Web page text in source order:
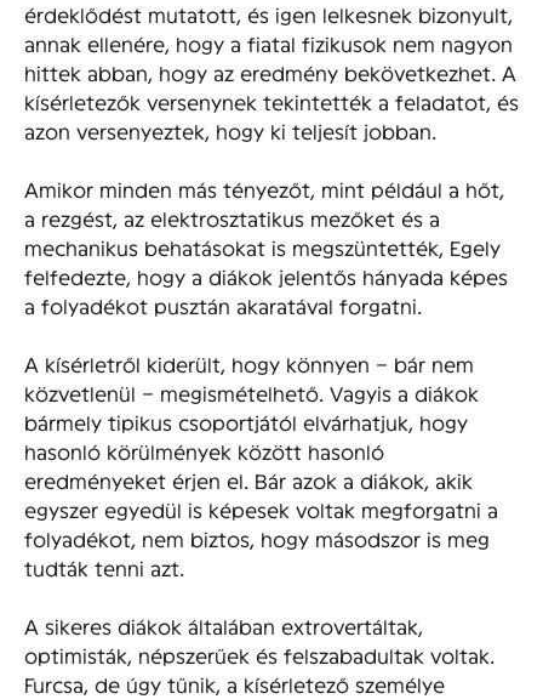
érdeklődést mutatott, és igen lelkesnek bizonyult,
annak ellenére, hogy a fiatal fizikusok nem nagyon
hittek abban, hogy az eredmény bekövetkezhet. A
kísérletezők versenynek tekintették a feladatot, és
azon versenyeztek, hogy ki teljesít jobban.
Amikor minden más tényezőt, mint például a hőt,
a rezgést, az elektrosztatikus mezőket és a
mechanikus behatásokat is megszüntették, Egely
felfedezte, hogy a diákok jelentős hányada képes
a folyadékot pusztán akaratával forgatni.
A kísérletről kiderült, hogy könnyen – bár nem
közvetlenül – megismételhető. Vagyis a diákok
bármely tipikus csoportjától elvárhatjuk, hogy
hasonló körülmények között hasonló
eredményeket érjen el. Bár azok a diákok, akik
egyszer egyedül is képesek voltak megforgatni a
folyadékot, nem biztos, hogy másodszor is meg
tudták tenni azt.
A sikeres diákok általában extrovertáltak,
optimisták, népszerűek és felszabadultak voltak.
Furcsa, de úgy tűnik, a kísérletező személye